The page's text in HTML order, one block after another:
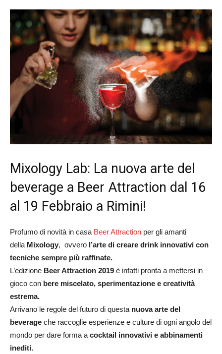
Mixology Lab: La nuova arte del
beverage a Beer Attraction dal 16
al 19 Febbraio a Rimini!
Profumo di novità in casa Beer Attraction per gli amanti
della Mixology, ovvero l’arte di creare drink innovativi con
tecniche sempre più raffinate.
L’edizione Beer Attraction 2019 è infatti pronta a mettersi in
gioco con bere miscelato, sperimentazione e creatività
estrema.
Arrivano le regole del futuro di questa nuova arte del
beverage che raccoglie esperienze e culture di ogni angolo del
mondo per dare forma a cocktail innovativi e abbinamenti
inediti.